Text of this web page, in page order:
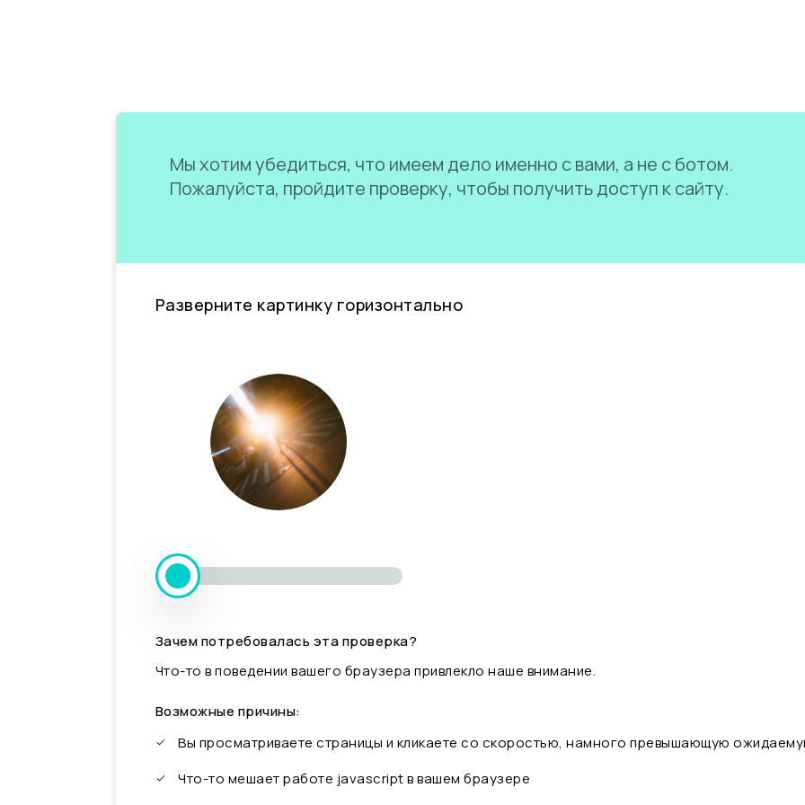
Мы хотим убедиться, что имеем дело именно с вами, а не с ботом.
Пожалуйста, пройдите проверку, чтобы получить доступ к сайту.
Разверните картинку горизонтально
Зачем потребовалась эта проверка?
Что-то в поведении вашего браузера привлекло наше внимание.
Возможные причины:
Вы просматриваете страницы и кликаете со скоростью, намного превышающую
Что-то мешает работе javascript в вашем браузере